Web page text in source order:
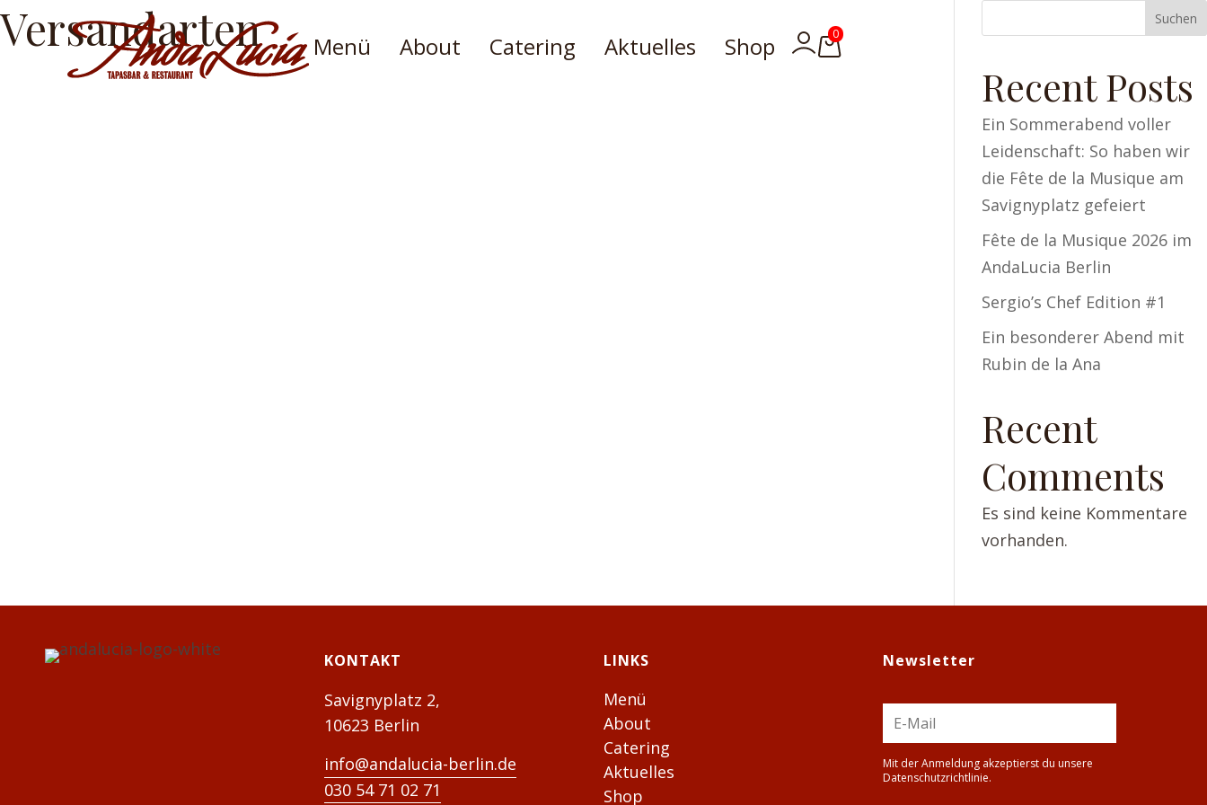
Menü About Catering Aktuelles Shop 0
Versandarten Suchen
Recent Posts
Ein Sommerabend voller
Leidenschaft: So haben wir
die Fête de la Musique am
Savignyplatz gefeiert
Fête de la Musique 2026 im
AndaLucia Berlin
Sergio’s Chef Edition #1
Ein besonderer Abend mit
Rubin de la Ana
Recent
Comments
Es sind keine Kommentare
vorhanden.
KONTAKT
Savignyplatz 2,
10623 Berlin
info@andalucia-berlin.de
030 54 71 02 71
LINKS
Menü
About
Catering
Aktuelles
Shop
Newsletter
Mit der Anmeldung akzeptierst du unsere
Datenschutzrichtlinie.